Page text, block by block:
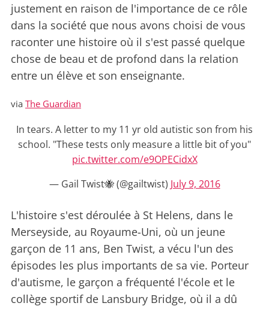
justement en raison de l'importance de ce rôle
dans la société que nous avons choisi de vous
raconter une histoire où il s'est passé quelque
chose de beau et de profond dans la relation
entre un élève et son enseignante.
via The Guardian
In tears. A letter to my 11 yr old autistic son from his
school. "These tests only measure a little bit of you"
pic.twitter.com/e9OPECidxX
— Gail Twist🐝 (@gailtwist) July 9, 2016
L'histoire s'est déroulée à St Helens, dans le
Merseyside, au Royaume-Uni, où un jeune
garçon de 11 ans, Ben Twist, a vécu l'un des
épisodes les plus importants de sa vie. Porteur
d'autisme, le garçon a fréquenté l'école et le
collège sportif de Lansbury Bridge, où il a dû